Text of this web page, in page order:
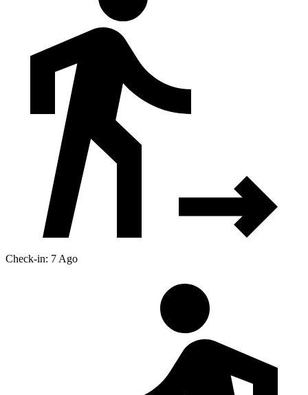
Check-in: 7 Ago